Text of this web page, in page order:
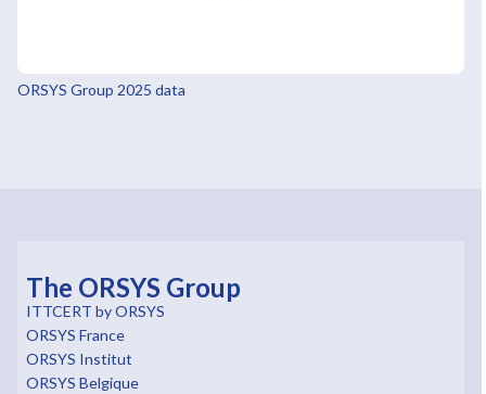
ORSYS Group 2025 data
The ORSYS Group
ITTCERT by ORSYS
ORSYS France
ORSYS Institut
ORSYS Belgique